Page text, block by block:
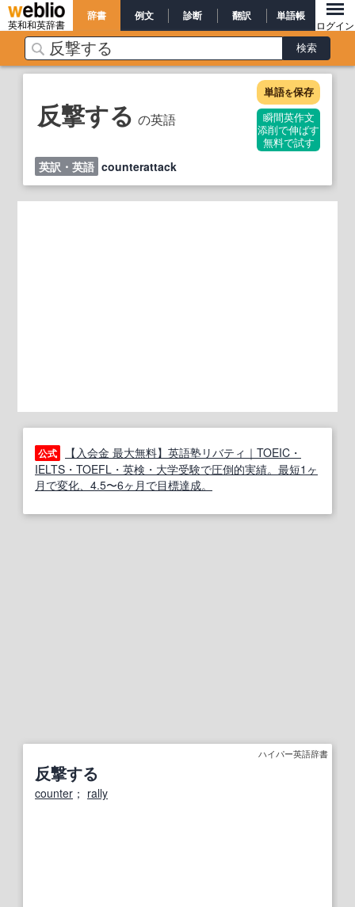
英和和英辞書
辞書 例文 診断 翻訳 単語帳
ログイン
反撃する の英語
単語を保存
瞬間英作文
添削で伸ばす
無料で試す
英訳・英語 counterattack
公式
【入会金 最大無料】英語塾リバティ｜TOEIC・
IELTS・TOEFL・英検・大学受験で圧倒的実績。最短1ヶ
月で変化、4.5〜6ヶ月で目標達成。
ハイパー英語辞書
反撃する
counter ； rally